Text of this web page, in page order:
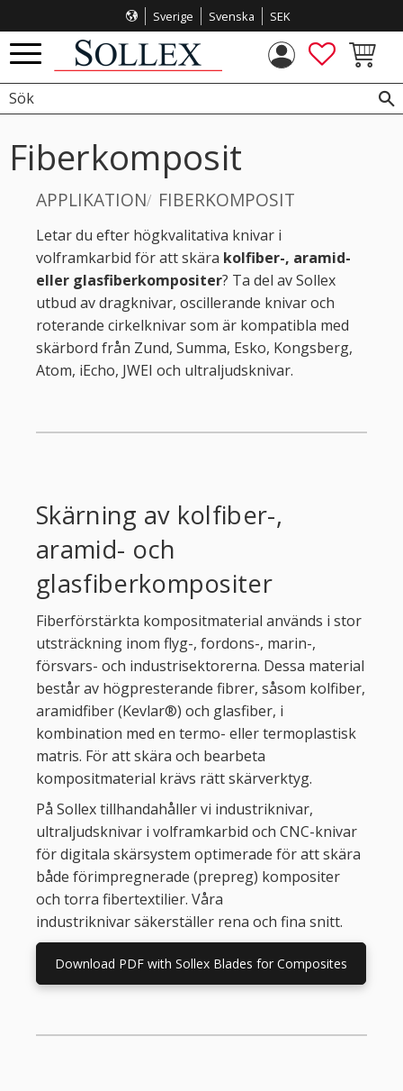
Meny
Sverige Svenska SEK
FAVORITER
Fiberkomposit
APPLIKATION FIBERKOMPOSIT
Letar du efter högkvalitativa knivar i
volframkarbid för att skära kolfiber-, aramid-
eller glasfiberkompositer? Ta del av Sollex
utbud av dragknivar, oscillerande knivar och
roterande cirkelknivar som är kompatibla med
skärbord från Zund, Summa, Esko, Kongsberg,
Atom, iEcho, JWEI och ultraljudsknivar.
Skärning av kolfiber-,
aramid- och
glasfiberkompositer
Fiberförstärkta kompositmaterial används i stor
utsträckning inom flyg-, fordons-, marin-,
försvars- och industrisektorerna. Dessa material
består av högpresterande fibrer, såsom kolfiber,
aramidfiber (Kevlar®) och glasfiber, i
kombination med en termo- eller termoplastisk
matris. För att skära och bearbeta
kompositmaterial krävs rätt skärverktyg.
På Sollex tillhandahåller vi industriknivar,
ultraljudsknivar i volframkarbid och CNC-knivar
för digitala skärsystem optimerade för att skära
både förimpregnerade (prepreg) kompositer
och torra fibertextilier. Våra
industriknivar säkerställer rena och fina snitt.
Download PDF with Sollex Blades for Composites